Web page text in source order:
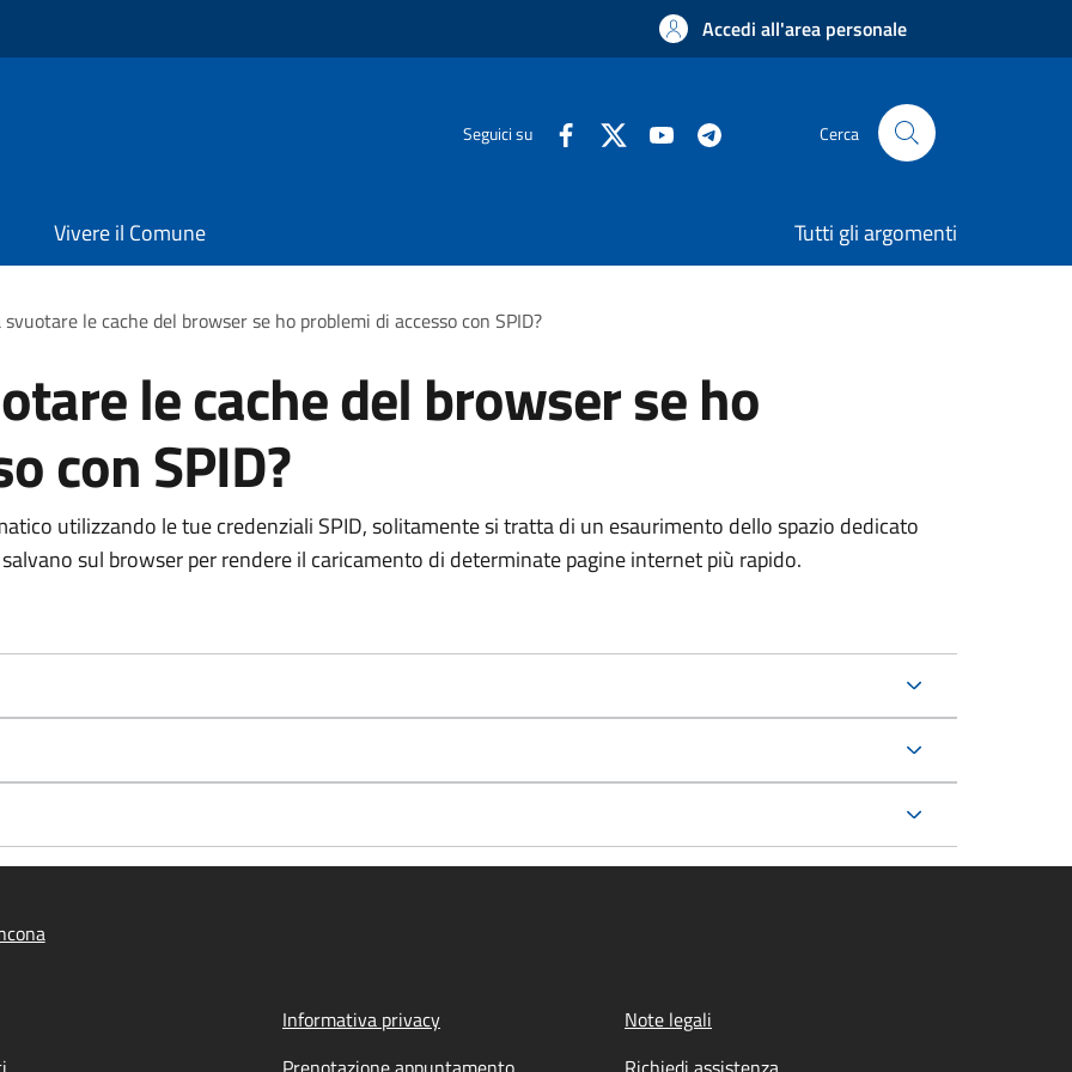
Accedi all'area personale
Seguici su Cerca
Vivere il Comune Tutti gli argomenti
svuotare le cache del browser se ho problemi di accesso con SPID?
le cache del browser se ho
con SPID?
utilizzando le tue credenziali SPID, solitamente si tratta di un esaurimento dello spazio dedicato
sul browser per rendere il caricamento di determinate pagine internet più rapido.
Informativa privacy
Note legali